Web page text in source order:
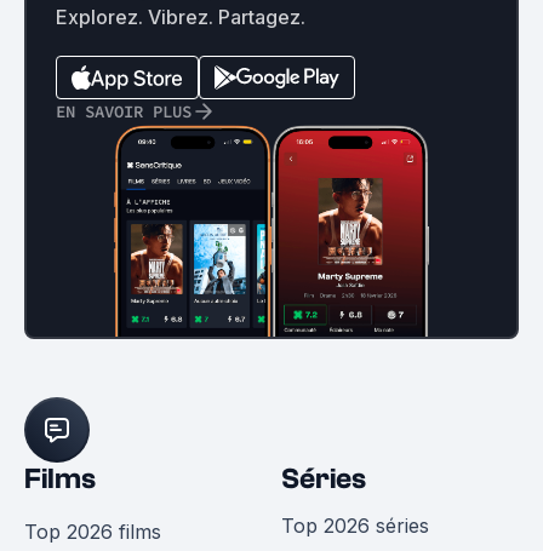
Explorez. Vibrez. Partagez.
EN SAVOIR PLUS
Films
Top 2026 films
Séries
Top 2026 séries